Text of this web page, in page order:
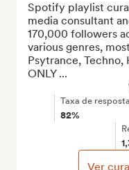
Spotify playlist
media consultant
170,000 followers
various genres,
Psytrance, Techno,
ONLY ...
Taxa de resposta
82%
Ver